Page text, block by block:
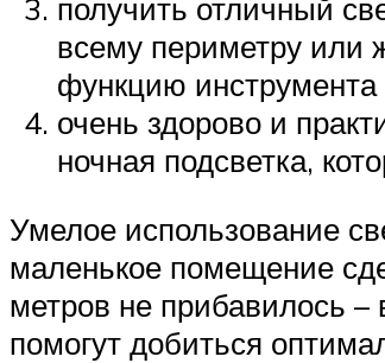
получить отличный
всему периметру или
функцию инструмента
очень здорово и
ночная подсветка,
Умелое использование
маленькое помещение
метров не прибавилось –
помогут добиться